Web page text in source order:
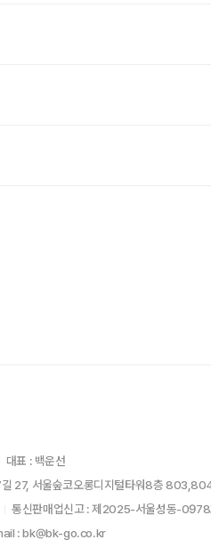
대표 : 백운선
길 27, 서울숲코오롱디지털타워8층
통신판매업신고 : 제2025-서울성동-
: bk@bk-go.co.kr